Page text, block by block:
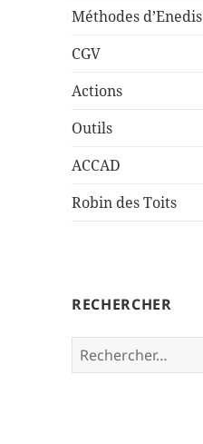
Méthodes d’Enedis
CGV
Actions
Outils
ACCAD
Robin des Toits
RECHERCHER
Rechercher :